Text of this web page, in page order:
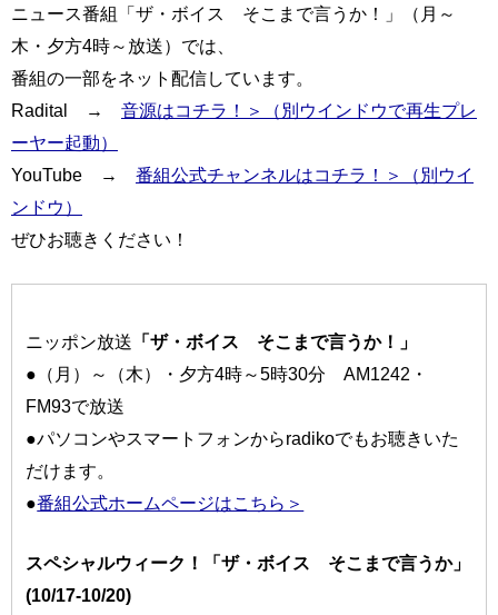
ニュース番組「ザ・ボイス そこまで言うか！」（月～
木・夕方4時～放送）では、
番組の一部をネット配信しています。
Radital → 音源はコチラ！＞（別ウインドウで再生プレ
ーヤー起動）
YouTube → 番組公式チャンネルはコチラ！＞（別ウイ
ンドウ）
ぜひお聴きください！
ニッポン放送 「ザ・ボイス そこまで言うか！」
●（月）～（木）・夕方4時～5時30分 AM1242・
FM93で放送
●パソコンやスマートフォンからradikoでもお聴きいた
だけます。
●番組公式ホームページはこちら＞
スペシャルウィーク！「ザ・ボイス そこまで言うか」
(10/17-10/20)